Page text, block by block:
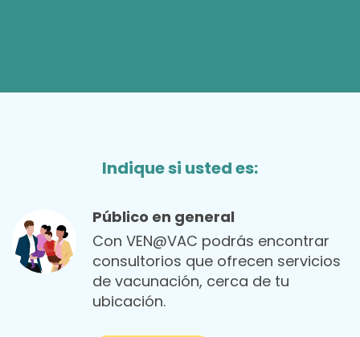
Indique si usted es:
Público en general
Con VEN@VAC podrás encontrar
consultorios que ofrecen servicios
de vacunación, cerca de tu
ubicación.